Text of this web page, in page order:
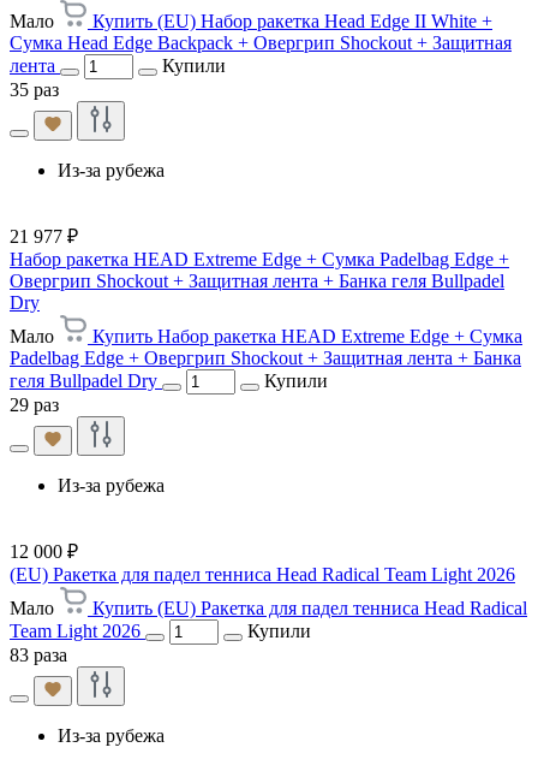
Мало
Купить (EU) Набор ракетка Head Edge II White +
Сумка Head Edge Backpack + Овергрип Shockout + Защитная
лента
Купили
35 раз
Из-за рубежа
21 977 ₽
Набор ракетка HEAD Extreme Edge + Сумка Padelbag Edge +
Овергрип Shockout + Защитная лента + Банка геля Bullpadel
Dry
Мало
Купить Набор ракетка HEAD Extreme Edge + Сумка
Padelbag Edge + Овергрип Shockout + Защитная лента + Банка
геля Bullpadel Dry
Купили
29 раз
Из-за рубежа
12 000 ₽
(EU) Ракетка для падел тенниса Head Radical Team Light 2026
Мало
Купить (EU) Ракетка для падел тенниса Head Radical
Team Light 2026
Купили
83 раза
Из-за рубежа